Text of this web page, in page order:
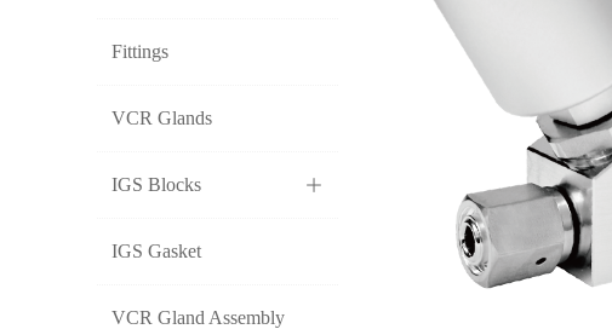
Fittings
VCR Glands
ꄶ
IGS Blocks
IGS Gasket
VCR Gland Assembly